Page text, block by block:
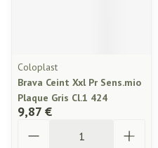
Coloplast
Brava Ceint Xxl Pr Sens.mio
Plaque Gris Cl.1 424
9,87 €